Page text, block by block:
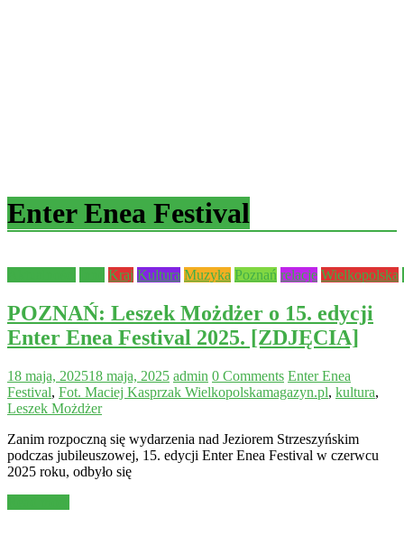
Enter Enea Festival
Kraj Kultura Muzyka Poznań relacje Wielkopolska
POZNAŃ: Leszek Możdżer o 15. edycji
Enter Enea Festival 2025. [ZDJĘCIA]
18 maja, 202518 maja, 2025 admin 0 Comments Enter Enea
Festival, Fot. Maciej Kasprzak Wielkopolskamagazyn.pl, kultura,
Leszek Możdżer
Zanim rozpoczną się wydarzenia nad Jeziorem Strzeszyńskim
podczas jubileuszowej, 15. edycji Enter Enea Festival w czerwcu
2025 roku, odbyło się